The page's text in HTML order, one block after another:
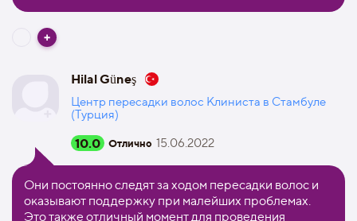
Hilal Güneş
Центр пересадки волос Клиниста в Стамбуле
(Турция)
10.0 Отлично 15.06.2022
Они постоянно следят за ходом пересадки волос и
оказывают поддержку при малейших проблемах.
Это также отличный момент для проведения